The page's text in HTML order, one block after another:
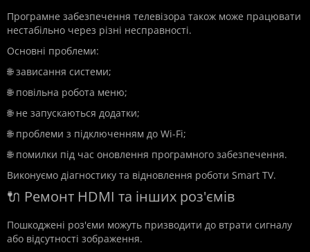
Програмне забезпечення телевізора також може працювати
нестабільно через різні несправності.
Основні проблеми:
🌐 зависання системи;
🌐 повільна робота меню;
🌐 не запускаються додатки;
🌐 проблеми з підключенням до Wi-Fi;
🌐 помилки під час оновлення програмного забезпечення.
Виконуємо діагностику та відновлення роботи Smart TV.
🔌 Ремонт HDMI та інших роз'ємів
Пошкоджені роз'єми можуть призводити до втрати сигналу
або відсутності зображення.